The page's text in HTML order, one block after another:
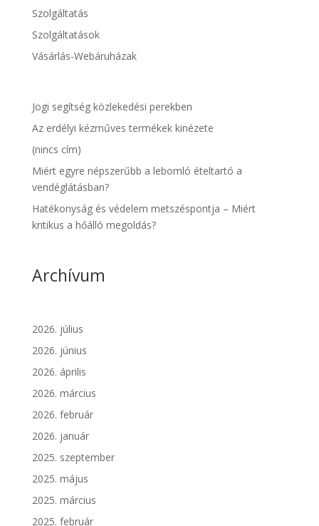
Szolgáltatás
Szolgáltatások
Vásárlás-Webáruházak
Jogi segítség közlekedési perekben
Az erdélyi kézműves termékek kinézete
(nincs cím)
Miért egyre népszerűbb a lebomló ételtartó a
vendéglátásban?
Hatékonyság és védelem metszéspontja – Miért
kritikus a hőálló megoldás?
Archívum
2026. július
2026. június
2026. április
2026. március
2026. február
2026. január
2025. szeptember
2025. május
2025. március
2025. február